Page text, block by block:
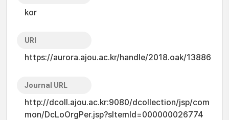
kor
URI
https://aurora.ajou.ac.kr/handle/2018.oak/13886
Journal URL
http://dcoll.ajou.ac.kr:9080/dcollection/jsp/com
mon/DcLoOrgPer.jsp?sItemId=000000026774